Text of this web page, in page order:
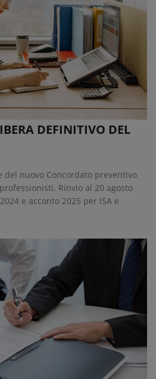
DEFINITIVO DEL
del nuovo Concordato preventivo
Rinvio al 20 agosto
e acconto 2025 per ISA e